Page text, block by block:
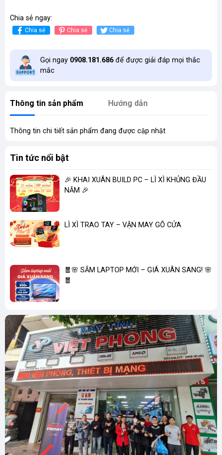
Chia sẻ ngay:
Chia sẻ Chia sẻ Chia sẻ
Gọi ngay 0908.181.686 để được giải đáp mọi thắc
mắc
Thông tin sản phẩm Hướng dẫn
Thông tin chi tiết sản phẩm đang được cập nhật
Tin tức nổi bật
🎉 KHAI XUÂN BUILD PC – LÌ XÌ KHỦNG ĐẦU
NĂM 🎉
LÌ XÌ TRAO TAY – VẬN MAY GÕ CỬA
🧧🌸 SẮM LAPTOP MỚI – GIÁ XUÂN SANG! 🌸
🧧